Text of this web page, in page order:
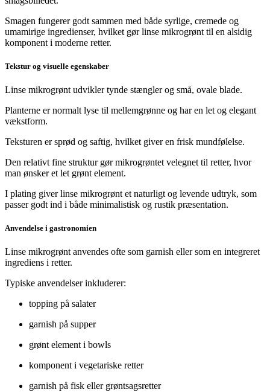
Smagen fungerer godt sammen med både syrlige, cremede og
umamirige ingredienser, hvilket gør linse mikrogrønt til en alsidig
komponent i moderne retter.
Tekstur og visuelle egenskaber
Linse mikrogrønt udvikler tynde stængler og små, ovale blade.
Planterne er normalt lyse til mellemgrønne og har en let og elegant
vækstform.
Teksturen er sprød og saftig, hvilket giver en frisk mundfølelse.
Den relativt fine struktur gør mikrogrøntet velegnet til retter, hvor
man ønsker et let grønt element.
I plating giver linse mikrogrønt et naturligt og levende udtryk, som
passer godt ind i både minimalistisk og rustik præsentation.
Anvendelse i gastronomien
Linse mikrogrønt anvendes ofte som garnish eller som en integreret
ingrediens i retter.
Typiske anvendelser inkluderer:
topping på salater
garnish på supper
grønt element i bowls
komponent i vegetariske retter
garnish på fisk eller grøntsagsretter